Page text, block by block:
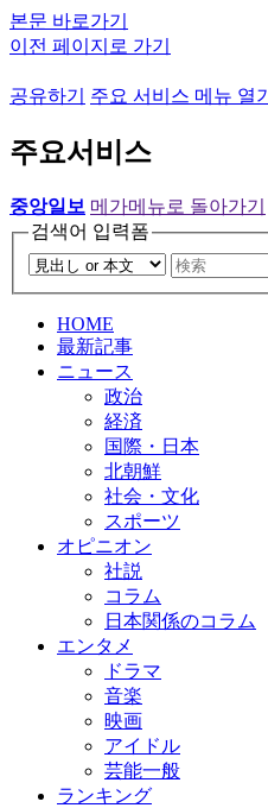
본문 바로가기
이전 페이지로 가기
공유하기 주요 서비스 메뉴 열기
주요서비스
중앙일보 메가메뉴로 돌아가기
검색어 입력폼
HOME
最新記事
ニュース
政治
経済
国際・日本
北朝鮮
社会・文化
スポーツ
オピニオン
社説
コラム
日本関係のコラム
エンタメ
ドラマ
音楽
映画
アイドル
芸能一般
ランキング